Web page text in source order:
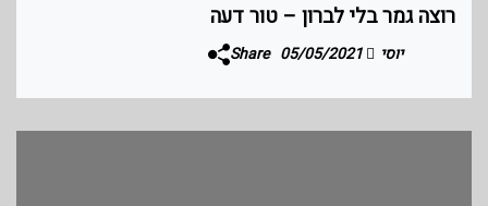
רוצה גמר בלי לברון – טור דעה
יוסי Share